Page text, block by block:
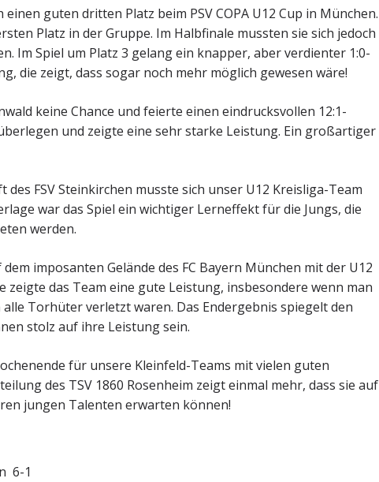
guten dritten Platz beim PSV COPA U12 Cup in München.
Platz in der Gruppe. Im Halbfinale mussten sie sich jedoch
Im Spiel um Platz 3 gelang ein knapper, aber verdienter 1:0-
die zeigt, dass sogar noch mehr möglich gewesen wäre!
keine Chance und feierte einen eindrucksvollen 12:1-
und zeigte eine sehr starke Leistung. Ein großartiger
FSV Steinkirchen musste sich unser U12 Kreisliga-Team
war das Spiel ein wichtiger Lerneffekt für die Jungs, die
werden.
imposanten Gelände des FC Bayern München mit der U12
das Team eine gute Leistung, insbesondere wenn man
Torhüter verletzt waren. Das Endergebnis spiegelt den
stolz auf ihre Leistung sein.
für unsere Kleinfeld-Teams mit vielen guten
des TSV 1860 Rosenheim zeigt einmal mehr, dass sie auf
jungen Talenten erwarten können!
6-1